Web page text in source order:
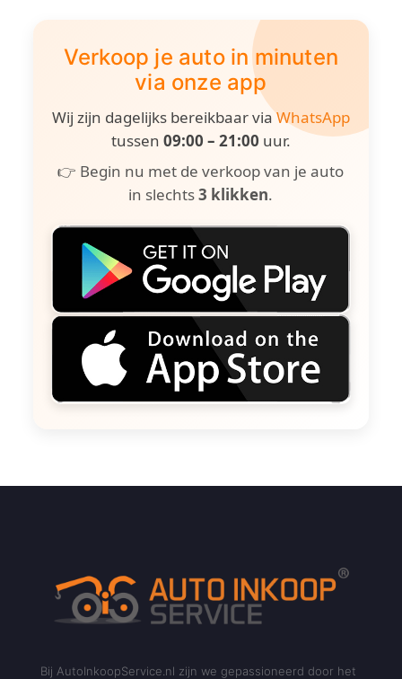
Verkoop je auto in minuten
via onze app
Wij zijn dagelijks bereikbaar viaWhatsApp
tussen 09:00 – 21:00 uur.
👉 Begin nu met de verkoop van je auto
in slechts3 klikken.
Bij AutoInkoopService.nl zijn we gepassioneerd door het